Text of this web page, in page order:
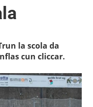
la scola da
cun cliccar.